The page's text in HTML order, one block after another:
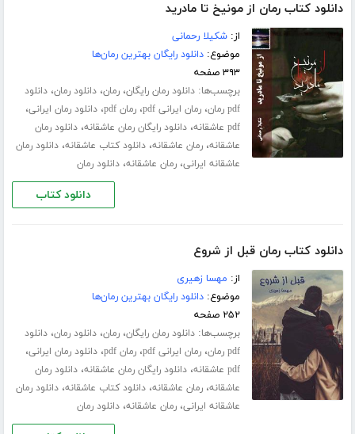
دانلود کتاب رمان از مونیخ تا مادرید
از:شکیلا رحمانی
موضوع:دانلود رایگان بهترین رمان‌ها
۳۹۳ صفحه
برچسب‌ها:دانلود رمان رایگان،رمان،دانلود رمان،دانلود
pdf رمان
،رمان ایرانی pdf ،رمان pdf ،دانلود رمان ایرانی،
pdf عاشقانه ،دانلود رایگان رمان عاشقانه،دانلود رمان
عاشقانه،رمان عاشقانه،دانلود کتاب عاشقانه،دانلود رمان
عاشقانه ایرانی،رمان عاشقانه،دانلود رمان
دانلود کتاب
دانلود کتاب رمان قبل از شروع
از: مهسا زهیری
موضوع:دانلود رایگان بهترین رمان‌ها
۲۵۲ صفحه
برچسب‌ها:دانلود رمان رایگان،رمان،دانلود رمان،دانلود
pdf رمان
،رمان ایرانی pdf ،رمان pdf ،دانلود رمان ایرانی،
pdf عاشقانه ،دانلود رایگان رمان عاشقانه،دانلود رمان
عاشقانه،رمان عاشقانه،دانلود کتاب عاشقانه،دانلود رمان
عاشقانه ایرانی،رمان عاشقانه،دانلود رمان